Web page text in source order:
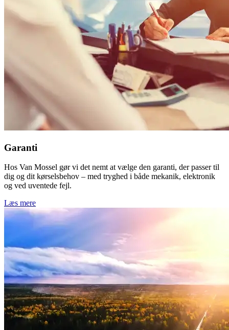
Garanti
Hos Van Mossel gør vi det nemt at vælge den garanti, der passer til
dig og dit kørselsbehov – med tryghed i både mekanik, elektronik
og ved uventede fejl.
Læs mere